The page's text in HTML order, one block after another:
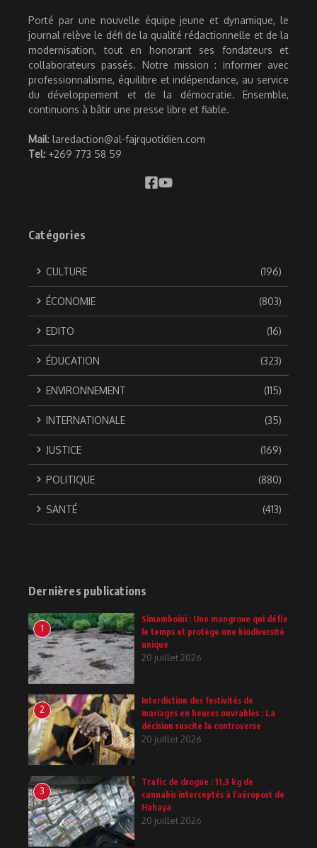
Porté par une nouvelle équipe jeune et dynamique, le
journal relève le défi de la qualité rédactionnelle et de la
modernisation, tout en honorant ses fondateurs et
collaborateurs passés. Notre mission : informer avec
professionnalisme, équilibre et indépendance, au service
du développement et de la démocratie. Ensemble,
continuons à bâtir une presse libre et fiable.
Mail: laredaction@al-fajrquotidien.com
Tel: +269 773 58 59
Catégories
CULTURE (196)
ÉCONOMIE (803)
EDITO (16)
ÉDUCATION (323)
ENVIRONNEMENT (115)
INTERNATIONALE (35)
JUSTICE (169)
POLITIQUE (880)
SANTÉ (413)
Dernières publications
1
Simamboini : Une mangrove qui défie
le temps et protège une biodiversité
unique
20 juillet 2026
2
Interdiction des festivités de
mariages en heures ouvrables : La
décision suscite la controverse
20 juillet 2026
3
Trafic de drogue : 11,3 kg de
cannabis interceptés à l’aéroport de
Hahaya
20 juillet 2026